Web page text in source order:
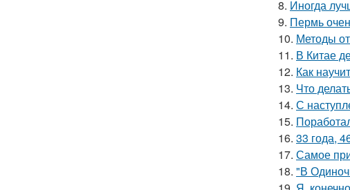
8. Иногда
9. Пермь
10. Методы
11. В Китае
12. Как
13. Что
14. С
15.
16. 33 года,
17. Самое
18. "В